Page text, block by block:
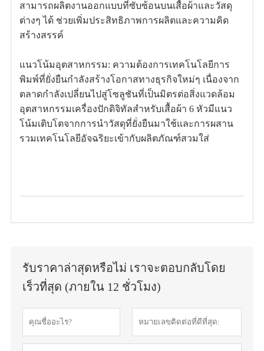
สามารถผลิตงานออกแบบที่ซับซ้อนบนเสื้อผ้าและวัสดุ
ต่างๆ ได้ ช่วยเพิ่มประสิทธิภาพการผลิตและความคิด
สร้างสรรค์
แนวโน้มอุตสาหกรรม: ความต้องการเทคโนโลยีการ
พิมพ์ที่ยั่งยืนกำลังสร้างโอกาสทางธุรกิจใหม่ๆ เนื่องจาก
ตลาดกำลังเปลี่ยนไปสู่โซลูชันที่เป็นมิตรต่อสิ่งแวดล้อม
อุตสาหกรรมเครื่องปักดิจิทัลสำหรับเสื้อผ้า 6 หัวมีแนว
โน้มเติบโตจากการนำวัสดุที่ยั่งยืนมาใช้และการผสาน
รวมเทคโนโลยีอัจฉริยะเข้ากับผลิตภัณฑ์สวมใส่
รับราคาล่าสุดหรือไม่ เราจะตอบกลับโดย
เร็วที่สุด (ภายใน 12 ชั่วโมง)